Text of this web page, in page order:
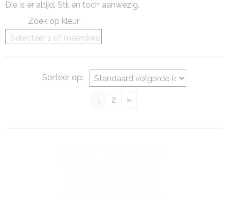
Die is er altijd. Stil en toch aanwezig.
Zoek op kleur
Selecteer 1 of meerdere
Sorteer op:
1 2 »